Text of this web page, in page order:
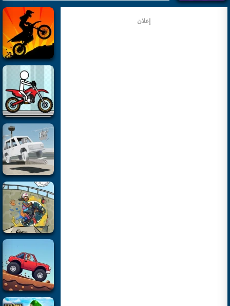
إعلان